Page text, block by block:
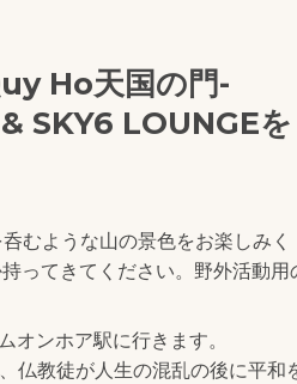
Ho天国の門-
SKY6 LOUNGEを
むような山の景色をお楽しみく
ってきてください。野外活動用
ンホア駅に行きます。
仏教徒が人生の混乱の後に平和